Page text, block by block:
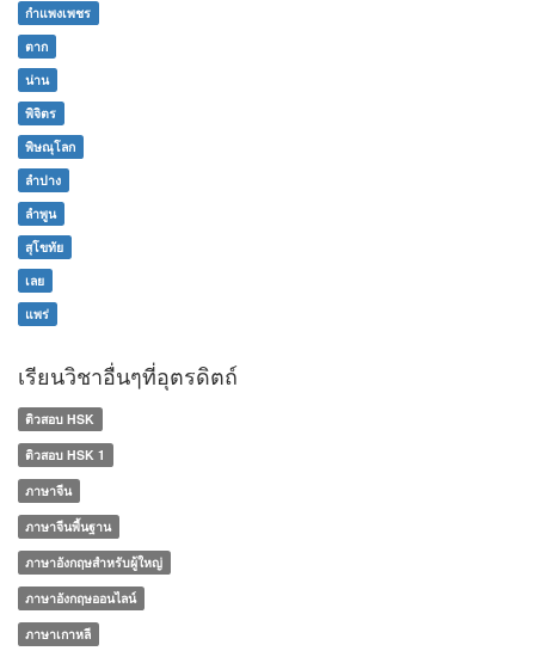
กำแพงเพชร
ตาก
น่าน
พิจิตร
พิษณุโลก
ลำปาง
ลำพูน
สุโขทัย
เลย
แพร่
เรียนวิชาอื่นๆที่อุตรดิตถ์
ติวสอบ HSK
ติวสอบ HSK 1
ภาษาจีน
ภาษาจีนพื้นฐาน
ภาษาอังกฤษสำหรับผู้ใหญ่
ภาษาอังกฤษออนไลน์
ภาษาเกาหลี